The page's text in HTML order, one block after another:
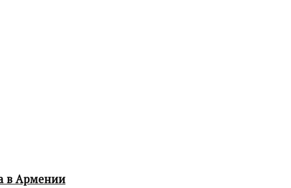
в Армении